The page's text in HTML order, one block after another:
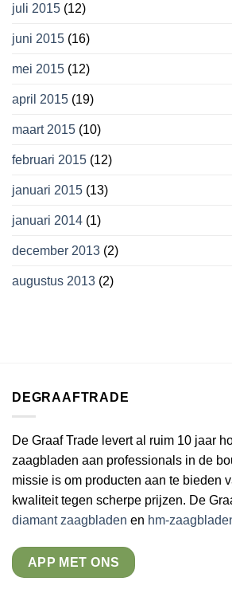
juli 2015 (12)
juni 2015 (16)
mei 2015 (12)
april 2015 (19)
maart 2015 (10)
februari 2015 (12)
januari 2015 (13)
januari 2014 (1)
december 2013 (2)
augustus 2013 (2)
DEGRAAFTRADE
De Graaf Trade levert al ruim 10 jaar
zaagbladen aan professionals in de
missie is om producten aan te bieden
kwaliteit tegen scherpe prijzen. De
diamant zaagbladen en hm-
APP MET ONS